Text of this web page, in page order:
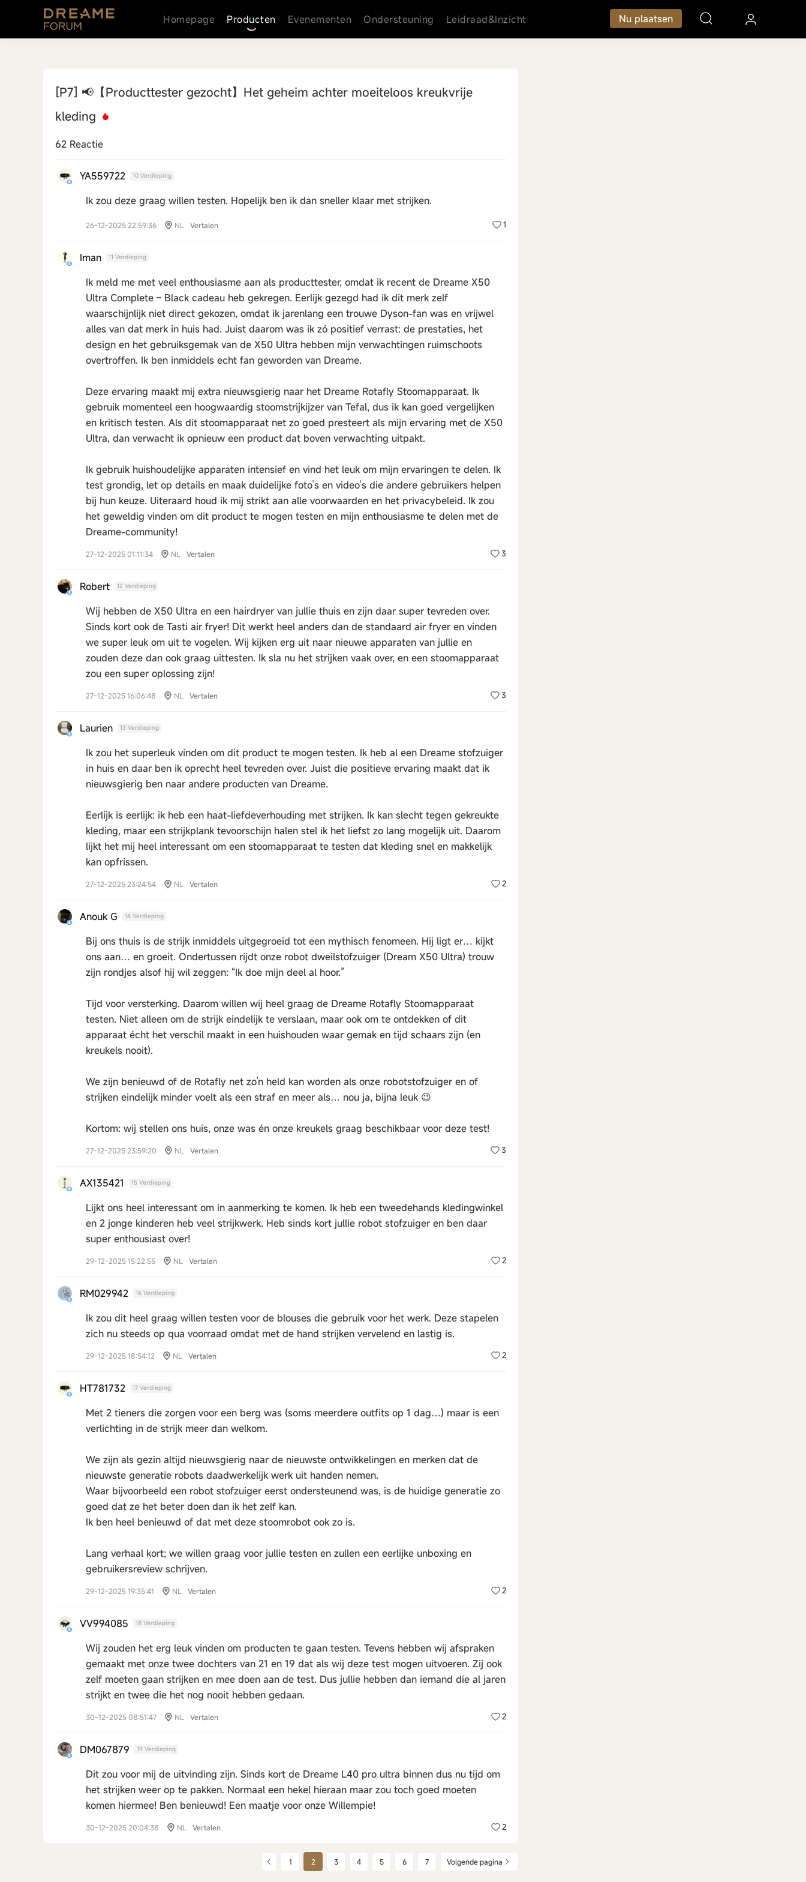
Homepage Producten Evenementen Ondersteuning Leidraad&Inzicht Nu plaatsen
[P7] 📢【Producttester gezocht】Het geheim achter moeiteloos kreukvrije
kleding
62 Reactie
YA559722 10 Verdieping
Ik zou deze graag willen testen. Hopelijk ben ik dan sneller klaar met strijken.
1
26-12-2025 22:59:36 NL Vertalen
Iman 11 Verdieping
Ik meld me met veel enthousiasme aan als producttester, omdat ik recent de Dreame X50
Ultra Complete – Black cadeau heb gekregen. Eerlijk gezegd had ik dit merk zelf
waarschijnlijk niet direct gekozen, omdat ik jarenlang een trouwe Dyson-fan was en vrijwel
alles van dat merk in huis had. Juist daarom was ik zó positief verrast: de prestaties, het
design en het gebruiksgemak van de X50 Ultra hebben mijn verwachtingen ruimschoots
overtroffen. Ik ben inmiddels echt fan geworden van Dreame.
Deze ervaring maakt mij extra nieuwsgierig naar het Dreame Rotafly Stoomapparaat. Ik
gebruik momenteel een hoogwaardig stoomstrijkijzer van Tefal, dus ik kan goed vergelijken
en kritisch testen. Als dit stoomapparaat net zo goed presteert als mijn ervaring met de X50
Ultra, dan verwacht ik opnieuw een product dat boven verwachting uitpakt.
Ik gebruik huishoudelijke apparaten intensief en vind het leuk om mijn ervaringen te delen. Ik
test grondig, let op details en maak duidelijke foto’s en video’s die andere gebruikers helpen
bij hun keuze. Uiteraard houd ik mij strikt aan alle voorwaarden en het privacybeleid. Ik zou
het geweldig vinden om dit product te mogen testen en mijn enthousiasme te delen met de
Dreame-community!
3
27-12-2025 01:11:34 NL Vertalen
Robert 12 Verdieping
Wij hebben de X50 Ultra en een hairdryer van jullie thuis en zijn daar super tevreden over.
Sinds kort ook de Tasti air fryer! Dit werkt heel anders dan de standaard air fryer en vinden
we super leuk om uit te vogelen. Wij kijken erg uit naar nieuwe apparaten van jullie en
zouden deze dan ook graag uittesten. Ik sla nu het strijken vaak over, en een stoomapparaat
zou een super oplossing zijn!
3
27-12-2025 16:06:48 NL Vertalen
Laurien 13 Verdieping
Ik zou het superleuk vinden om dit product te mogen testen. Ik heb al een Dreame stofzuiger
in huis en daar ben ik oprecht heel tevreden over. Juist die positieve ervaring maakt dat ik
nieuwsgierig ben naar andere producten van Dreame.
Eerlijk is eerlijk: ik heb een haat-liefdeverhouding met strijken. Ik kan slecht tegen gekreukte
kleding, maar een strijkplank tevoorschijn halen stel ik het liefst zo lang mogelijk uit. Daarom
lijkt het mij heel interessant om een stoomapparaat te testen dat kleding snel en makkelijk
kan opfrissen.
2
27-12-2025 23:24:54 NL Vertalen
Anouk G 14 Verdieping
Bij ons thuis is de strijk inmiddels uitgegroeid tot een mythisch fenomeen. Hij ligt er… kijkt
ons aan… en groeit. Ondertussen rijdt onze robot dweilstofzuiger (Dream X50 Ultra) trouw
zijn rondjes alsof hij wil zeggen: “Ik doe mijn deel al hoor.”
Tijd voor versterking. Daarom willen wij heel graag de Dreame Rotafly Stoomapparaat
testen. Niet alleen om de strijk eindelijk te verslaan, maar ook om te ontdekken of dit
apparaat écht het verschil maakt in een huishouden waar gemak en tijd schaars zijn (en
kreukels nooit).
We zijn benieuwd of de Rotafly net zo’n held kan worden als onze robotstofzuiger en of
strijken eindelijk minder voelt als een straf en meer als… nou ja, bijna leuk 😉
Kortom: wij stellen ons huis, onze was én onze kreukels graag beschikbaar voor deze test!
3
27-12-2025 23:59:20 NL Vertalen
AX135421 15 Verdieping
Lijkt ons heel interessant om in aanmerking te komen. Ik heb een tweedehands kledingwinkel
en 2 jonge kinderen heb veel strijkwerk. Heb sinds kort jullie robot stofzuiger en ben daar
super enthousiast over!
2
29-12-2025 15:22:55 NL Vertalen
RM029942 16 Verdieping
Ik zou dit heel graag willen testen voor de blouses die gebruik voor het werk. Deze stapelen
zich nu steeds op qua voorraad omdat met de hand strijken vervelend en lastig is.
2
29-12-2025 18:54:12 NL Vertalen
HT781732 17 Verdieping
Met 2 tieners die zorgen voor een berg was (soms meerdere outfits op 1 dag…) maar is een
verlichting in de strijk meer dan welkom.
We zijn als gezin altijd nieuwsgierig naar de nieuwste ontwikkelingen en merken dat de
nieuwste generatie robots daadwerkelijk werk uit handen nemen.
Waar bijvoorbeeld een robot stofzuiger eerst ondersteunend was, is de huidige generatie zo
goed dat ze het beter doen dan ik het zelf kan.
Ik ben heel benieuwd of dat met deze stoomrobot ook zo is.
Lang verhaal kort; we willen graag voor jullie testen en zullen een eerlijke unboxing en
gebruikersreview schrijven.
2
29-12-2025 19:35:41 NL Vertalen
VV994085 18 Verdieping
Wij zouden het erg leuk vinden om producten te gaan testen. Tevens hebben wij afspraken
gemaakt met onze twee dochters van 21 en 19 dat als wij deze test mogen uitvoeren. Zij ook
zelf moeten gaan strijken en mee doen aan de test. Dus jullie hebben dan iemand die al jaren
strijkt en twee die het nog nooit hebben gedaan.
2
30-12-2025 08:51:47 NL Vertalen
DM067879 19 Verdieping
Dit zou voor mij de uitvinding zijn. Sinds kort de Dreame L40 pro ultra binnen dus nu tijd om
het strijken weer op te pakken. Normaal een hekel hieraan maar zou toch goed moeten
komen hiermee! Ben benieuwd! Een maatje voor onze Willempie!
2
30-12-2025 20:04:38 NL Vertalen
1 2 3 4 5 6 7 Volgende pagina